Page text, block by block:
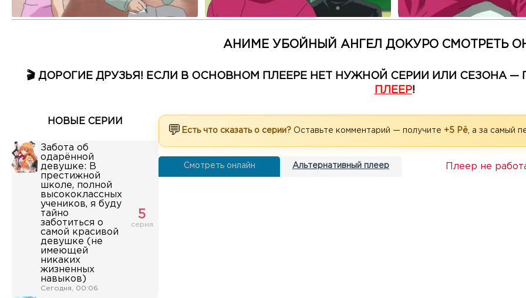
АНИМЕ УБОЙНЫЙ АНГЕЛ ДОКУРО СМОТРЕТЬ
🎬 ДОРОГИЕ ДРУЗЬЯ! ЕСЛИ В ОСНОВНОМ ПЛЕЕРЕ НЕТ НУЖНОЙ СЕРИИ ИЛИ СЕЗОНА
ПЛЕЕР!
НОВЫЕ СЕРИИ
Забота об
одарённой
девушке: В
престижной
школе, полной
высококлассных
учеников, я буду
тайно
заботиться о
самой красивой
девушке (не
имеющей
никаких
жизненных
навыков)
Сегодня, 00:06
5
серия
💬 Есть что сказать о серии? Оставьте комментарий — получите +5 Рё , а за самый
Смотреть онлайн Альтернативный плеер Плеер не